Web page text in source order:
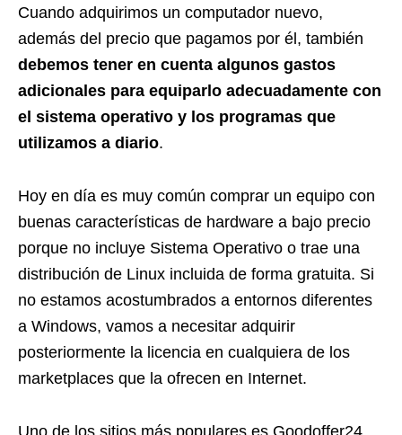
Cuando adquirimos un computador nuevo,
además del precio que pagamos por él, también
debemos tener en cuenta algunos gastos
adicionales para equiparlo adecuadamente con
el sistema operativo y los programas que
utilizamos a diario.
Hoy en día es muy común comprar un equipo con
buenas características de hardware a bajo precio
porque no incluye Sistema Operativo o trae una
distribución de Linux incluida de forma gratuita. Si
no estamos acostumbrados a entornos diferentes
a Windows, vamos a necesitar adquirir
posteriormente la licencia en cualquiera de los
marketplaces que la ofrecen en Internet.
Uno de los sitios más populares es Goodoffer24,